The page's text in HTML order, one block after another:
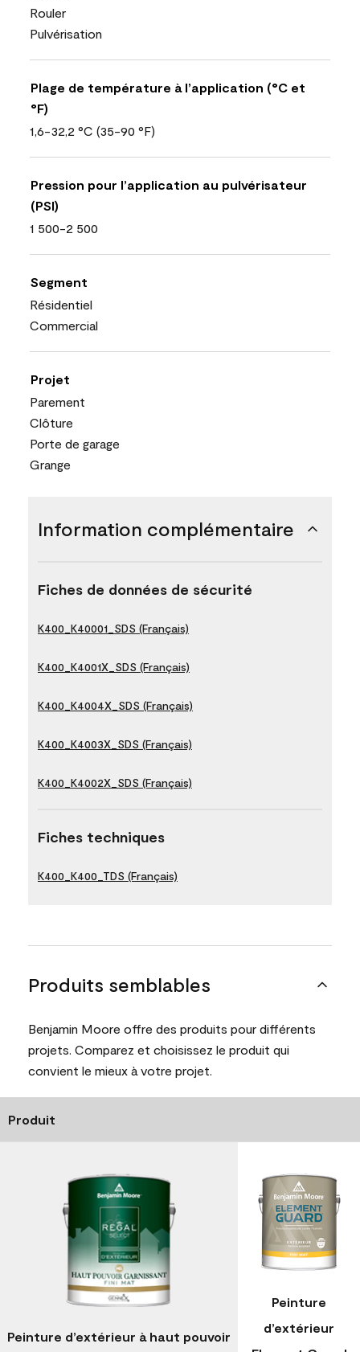
Rouler
Pulvérisation
Plage de température à l’application (°C et
°F)
1,6-32,2 °C (35-90 °F)
Pression pour l’application au pulvérisateur
(PSI)
1 500-2 500
Segment
Résidentiel
Commercial
Projet
Parement
Clôture
Porte de garage
Grange
Information complémentaire
Fiches de données de sécurité
K400_K40001_SDS (Français)
K400_K4001X_SDS (Français)
K400_K4004X_SDS (Français)
K400_K4003X_SDS (Français)
K400_K4002X_SDS (Français)
Fiches techniques
K400_K400_TDS (Français)
Produits semblables
Benjamin Moore offre des produits pour différents
projets. Comparez et choisissez le produit qui
convient le mieux à votre projet.
Produit
Peinture d’extérieur à haut pouvoir
Peinture
d’extérieur